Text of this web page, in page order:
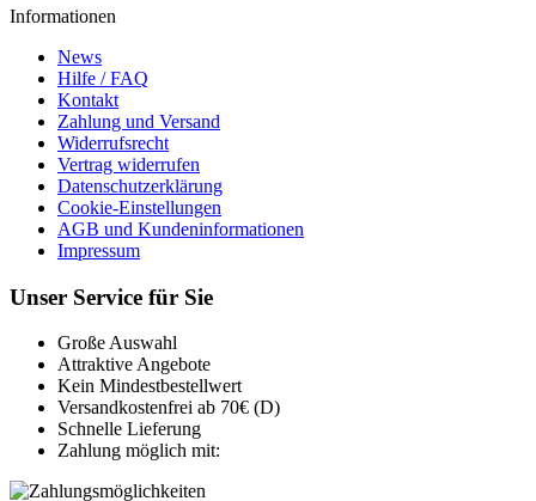
Informationen
News
Hilfe / FAQ
Kontakt
Zahlung und Versand
Widerrufsrecht
Vertrag widerrufen
Datenschutzerklärung
Cookie-Einstellungen
AGB und Kundeninformationen
Impressum
Unser Service für Sie
Große Auswahl
Attraktive Angebote
Kein Mindestbestellwert
Versandkostenfrei ab 70€ (D)
Schnelle Lieferung
Zahlung möglich mit: